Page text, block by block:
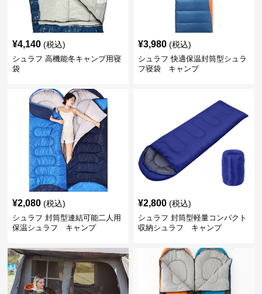
¥4,140 (税込)
シュラフ 高機能冬キャンプ用寝
袋
¥3,980 (税込)
シュラフ 快適保温封筒型シュラ
フ寝袋 キャンプ
¥2,080 (税込)
シュラフ 封筒型連結可能二人用
保温シュラフ キャンプ
¥2,800 (税込)
シュラフ 封筒型軽量コンパクト
収納シュラフ キャンプ